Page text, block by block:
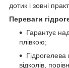
дотик і зовні
Переваги
Гарантує
плівкою;
відколів,